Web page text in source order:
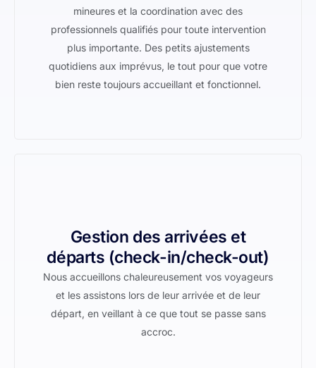
mineures et la coordination avec des
professionnels qualifiés pour toute intervention
plus importante. Des petits ajustements
quotidiens aux imprévus, le tout pour que votre
bien reste toujours accueillant et fonctionnel.
Gestion des arrivées et
départs (check-in/check-out)
Nous accueillons chaleureusement vos voyageurs
et les assistons lors de leur arrivée et de leur
départ, en veillant à ce que tout se passe sans
accroc.